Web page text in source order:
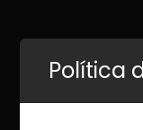
Política